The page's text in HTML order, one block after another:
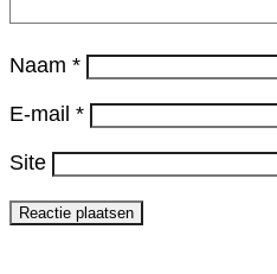
Naam *
E-mail *
Site